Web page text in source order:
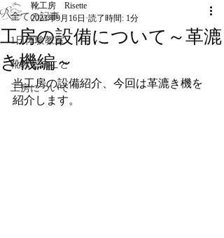
全ての記事
1日体験教室
靴教室のこと
工房について
工房の設備について～革漉
き機編～
靴工房 Risette
2023年9月16日 読了時間: 1分
当工房の設備紹介、今回は革漉き機を
紹介します。